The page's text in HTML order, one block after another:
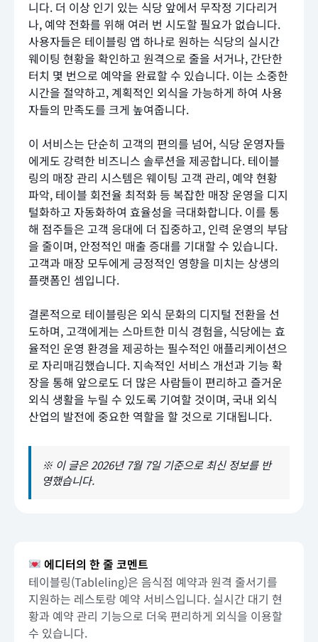
니다. 더 이상 인기 있는 식당 앞에서 무작정 기다리거
나, 예약 전화를 위해 여러 번 시도할 필요가 없습니다.
사용자들은 테이블링 앱 하나로 원하는 식당의 실시간
웨이팅 현황을 확인하고 원격으로 줄을 서거나, 간단한
터치 몇 번으로 예약을 완료할 수 있습니다. 이는 소중한
시간을 절약하고, 계획적인 외식을 가능하게 하여 사용
자들의 만족도를 크게 높여줍니다.
이 서비스는 단순히 고객의 편의를 넘어, 식당 운영자들
에게도 강력한 비즈니스 솔루션을 제공합니다. 테이블
링의 매장 관리 시스템은 웨이팅 고객 관리, 예약 현황
파악, 테이블 회전율 최적화 등 복잡한 매장 운영을 디지
털화하고 자동화하여 효율성을 극대화합니다. 이를 통
해 점주들은 고객 응대에 더 집중하고, 인력 운영의 부담
을 줄이며, 안정적인 매출 증대를 기대할 수 있습니다.
고객과 매장 모두에게 긍정적인 영향을 미치는 상생의
플랫폼인 셈입니다.
결론적으로 테이블링은 외식 문화의 디지털 전환을 선
도하며, 고객에게는 스마트한 미식 경험을, 식당에는 효
율적인 운영 환경을 제공하는 필수적인 애플리케이션으
로 자리매김했습니다. 지속적인 서비스 개선과 기능 확
장을 통해 앞으로도 더 많은 사람들이 편리하고 즐거운
외식 생활을 누릴 수 있도록 기여할 것이며, 국내 외식
산업의 발전에 중요한 역할을 할 것으로 기대됩니다.
※ 이 글은 2026년 7월 7일 기준으로 최신 정보를 반
영했습니다.
에디터의 한 줄 코멘트
테이블링(Tableling)은 음식점 예약과 원격 줄서기를
지원하는 레스토랑 예약 서비스입니다. 실시간 대기 현
황과 예약 관리 기능으로 더욱 편리하게 외식을 이용할
수 있습니다.